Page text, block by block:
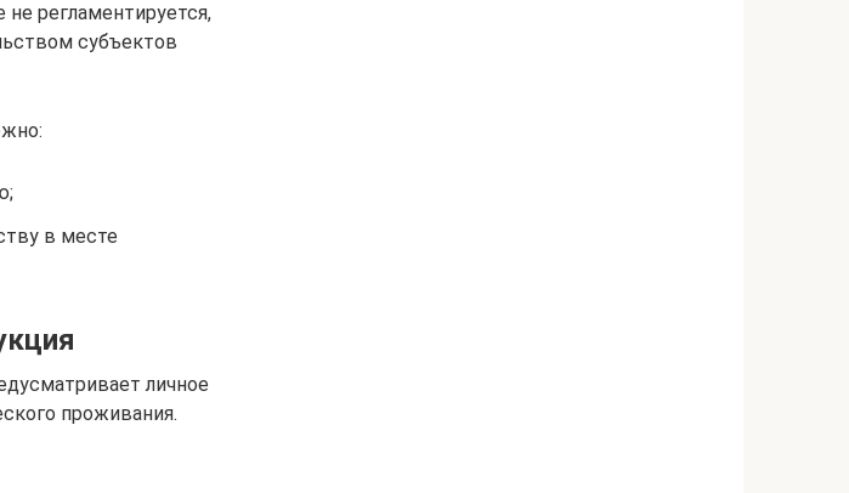
регламентируется,
субъектов
в месте
личное
проживания.